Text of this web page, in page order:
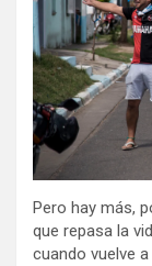
Pero hay más,
que repasa la
cuando vuelve